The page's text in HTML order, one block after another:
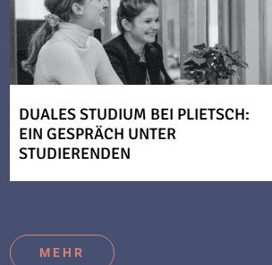
DUALES STUDIUM BEI PLIETSCH:
EIN GESPRÄCH UNTER
STUDIERENDEN
MEHR